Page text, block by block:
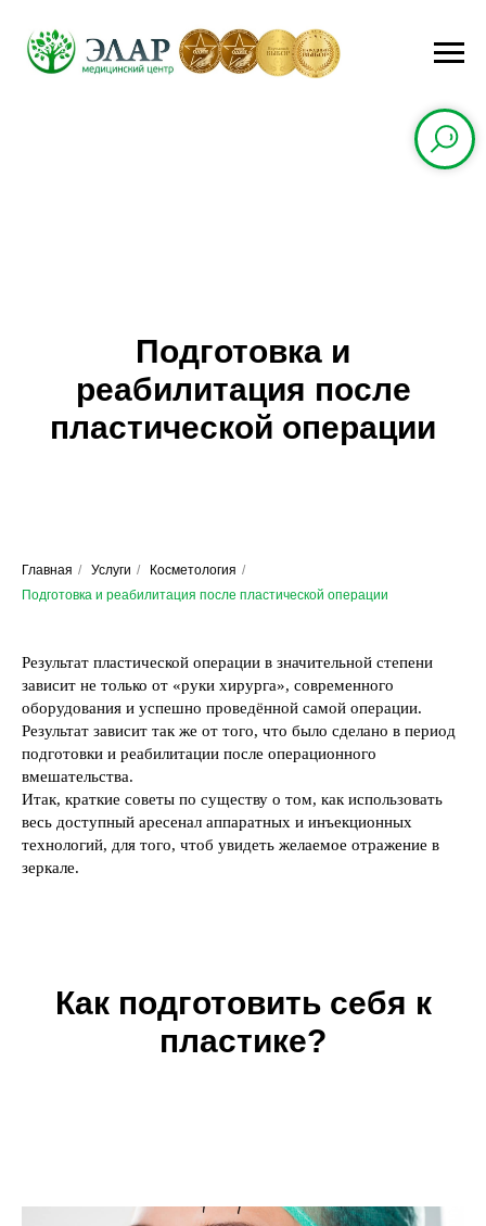
Подготовка и
реабилитация после
пластической операции
Главная / Услуги / Косметология /
Подготовка и реабилитация после пластической операции
Результат пластической операции в значительной степени
зависит не только от «руки хирурга», современного
оборудования и успешно проведённой самой операции.
Результат зависит так же от того, что было сделано в период
подготовки и реабилитации после операционного
вмешательства.
Итак, краткие советы по существу о том, как использовать
весь доступный аресенал аппаратных и инъекционных
технологий, для того, чтоб увидеть желаемое отражение в
зеркале.
Как подготовить себя к
пластике?